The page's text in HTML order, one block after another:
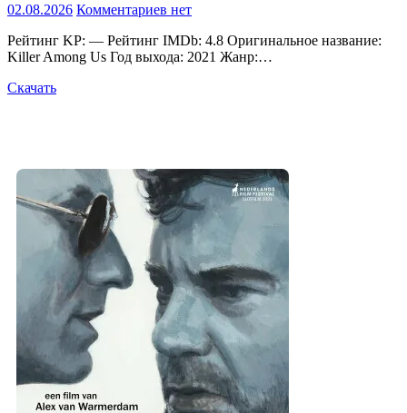
02.08.2026 Комментариев нет
Рейтинг KP: — Рейтинг IMDb: 4.8 Оригинальное название:
Killer Among Us Год выхода: 2021 Жанр:…
Скачать